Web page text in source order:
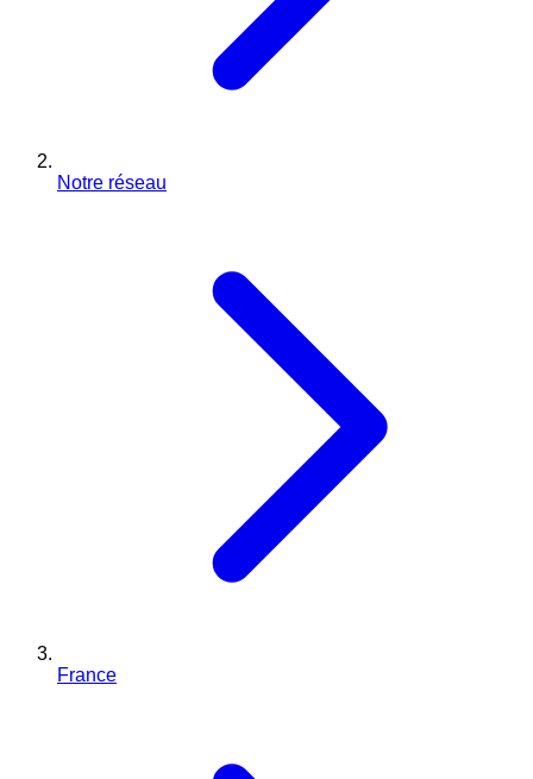
Notre réseau
France